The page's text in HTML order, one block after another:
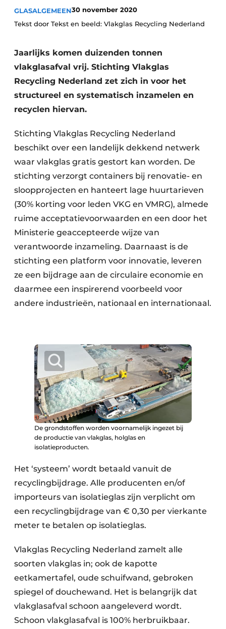
Privacy / Cookie statement
Vacatures
Video’s
GLASALGEMEEN30 november 2020
Tekst door Tekst en beeld: Vlakglas Recycling Nederland
Jaarlijks komen duizenden tonnen
vlakglasafval vrij. Stichting Vlakglas
Recycling Nederland zet zich in voor het
structureel en systematisch inzamelen en
recyclen hiervan.
Stichting Vlakglas Recycling Nederland
beschikt over een landelijk dekkend netwerk
waar vlakglas gratis gestort kan worden. De
stichting verzorgt containers bij renovatie- en
sloopprojecten en hanteert lage huurtarieven
(30% korting voor leden VKG en VMRG), almede
ruime acceptatievoorwaarden en een door het
Ministerie geaccepteerde wijze van
verantwoorde inzameling. Daarnaast is de
stichting een platform voor innovatie, leveren
ze een bijdrage aan de circulaire economie en
daarmee een inspirerend voorbeeld voor
andere industrieën, nationaal en internationaal.
De grondstoffen worden voornamelijk ingezet bij
de productie van vlakglas, holglas en
isolatieproducten.
Het ‘systeem’ wordt betaald vanuit de
recyclingbijdrage. Alle producenten en/of
importeurs van isolatieglas zijn verplicht om
een recyclingbijdrage van € 0,30 per vierkante
meter te betalen op isolatieglas.
Vlakglas Recycling Nederland zamelt alle
soorten vlakglas in; ook de kapotte
eetkamertafel, oude schuifwand, gebroken
spiegel of douchewand. Het is belangrijk dat
vlakglasafval schoon aangeleverd wordt.
Schoon vlakglasafval is 100% herbruikbaar.